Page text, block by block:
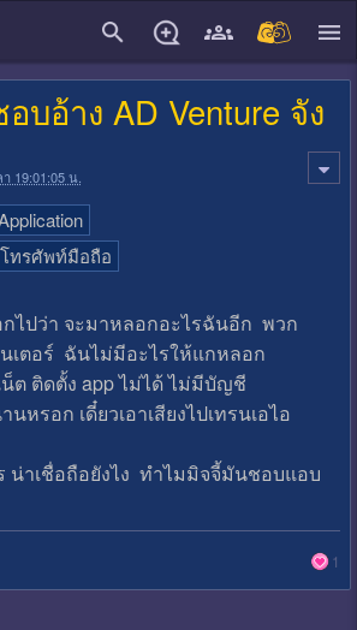
บอ้าง AD Venture จัง
19:01:05 น.
ทรศัพท์มือถือ
กไปว่า จะมาหลอกอะไรฉันอีก พวก
เตอร์ ฉันไม่มีอะไรให้แกหลอก
ต ติดตั้ง app ไม่ได้ ไม่มีบัญชี
รอก เดี๋ยวเอาเสียงไปเทรนเอไอ
าเชื่อถือยังไง ทำไมมิจจี้มันชอบแอบ
1
close